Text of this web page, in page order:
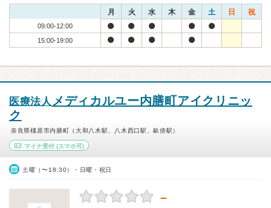
月 火 水 木 金 土 日 祝
09:00-12:00
15:00-19:00
医療法人 メディカルユー内膳町アイクリニッ
ク
奈良県橿原市内膳町（大和八木駅、八木西口駅、畝傍駅）
マイナ受付 (スマホ可)
土曜（〜18:30）・日曜・祝日
－